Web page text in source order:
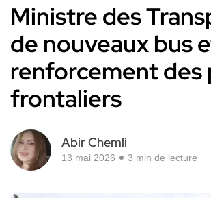
Ministre des
de nouveaux bus
renforcement des
frontaliers
Abir Chemli
13 mai 2026 3 min de lecture